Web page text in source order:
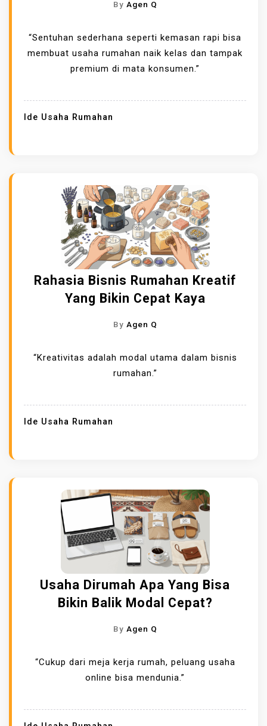
By Agen Q
“Sentuhan sederhana seperti kemasan rapi bisa
membuat usaha rumahan naik kelas dan tampak
premium di mata konsumen.”
Ide Usaha Rumahan
Rahasia Bisnis Rumahan Kreatif
Yang Bikin Cepat Kaya
By Agen Q
“Kreativitas adalah modal utama dalam bisnis
rumahan.”
Ide Usaha Rumahan
Usaha Dirumah Apa Yang Bisa
Bikin Balik Modal Cepat?
By Agen Q
“Cukup dari meja kerja rumah, peluang usaha
online bisa mendunia.”